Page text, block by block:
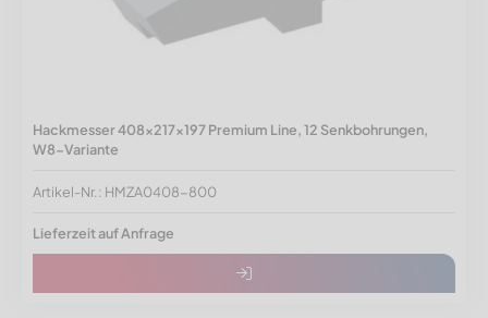
Hackmesser 408x217x197 Premium Line, 12 Senkbohrungen,
W8-Variante
Artikel-Nr.: HMZA0408-800
Lieferzeit auf Anfrage